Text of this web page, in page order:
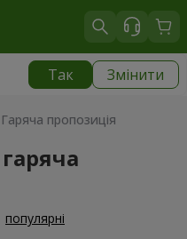
Так Змінити
пропозиція
популярні